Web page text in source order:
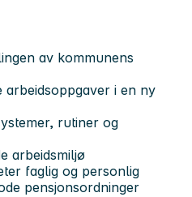
av kommunens
arbeidsoppgaver i en ny
rutiner og
arbeidsmiljø
faglig og personlig
pensjonsordninger